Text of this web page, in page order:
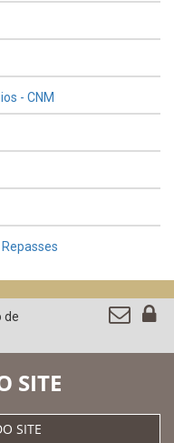
- CNM
de
SITE
SITE